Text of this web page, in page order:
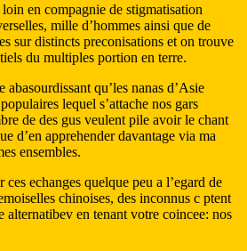
en compagnie de stigmatisation
mille d’hommes ainsi que de
sur distincts preconisations et on trouve
du multiples portion en terre.
abasourdissant qu’les nanas d’Asie
lequel s’attache nos gars
de des gus veulent pile avoir le chant
d’en apprehender davantage via ma
ensembles.
echanges quelque peu a l’egard de
chinoises, des inconnus c ptent
alternatibev en tenant votre coincee: nos